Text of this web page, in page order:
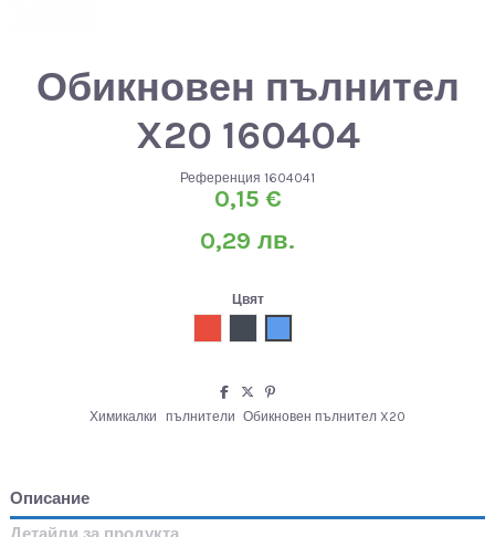
Обикновен пълнител
X20 160404
Референция 1604041
0,15 €
0,29 лв.
Цвят
Химикалки пълнители Обикновен пълнител X20
Описание